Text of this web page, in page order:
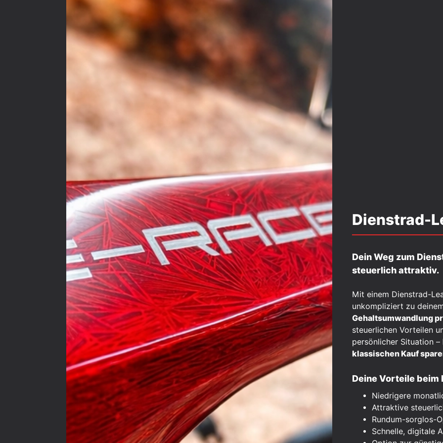
Dienstrad-
Dein Weg zum
steuerlich attraktiv.
Mit einem Dienstrad-
unkompliziert zu
Gehaltsumwandlung
steuerlichen Vorteilen
persönlicher Situation –
klassischen Kauf
Deine Vorteile beim
Niedrigere
Attraktive
Rundum-sorglos-
Schnelle, digitale